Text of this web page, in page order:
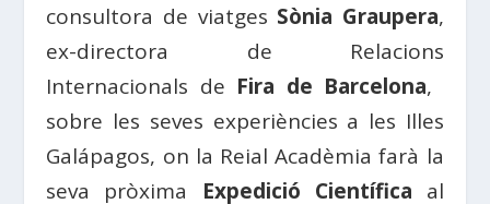
consultora de viatges Sònia Graupera,
ex-directora de Relacions
Internacionals de Fira de Barcelona, ​​
sobre les seves experiències a les Illes
Galápagos, on la Reial Acadèmia farà la
seva pròxima Expedició Científica al